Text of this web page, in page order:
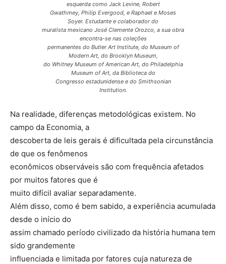
esquerda como Jack Levine, Robert
Gwathmey, Philip Evergood, e Raphael e Moses
Soyer. Estudante e colaborador do
muralista mexicano José Clemente Orozco, a sua obra
encontra-se nas coleções
permanentes do Butler Art Institute, do Museum of
Modern Art, do Brooklyn Museum,
do Whitney Museum of American Art, do Philadelphia
Museum of Art, da Biblioteca do
Congresso estadunidense e do Smithsonian
Institution.
Na realidade, diferenças metodológicas existem. No
campo da Economia, a
descoberta de leis gerais é dificultada pela circunstância
de que os fenômenos
econômicos observáveis são com frequência afetados
por muitos fatores que é
muito difícil avaliar separadamente.
Além disso, como é bem sabido, a experiência acumulada
desde o início do
assim chamado período civilizado da história humana tem
sido grandemente
influenciada e limitada por fatores cuja natureza de